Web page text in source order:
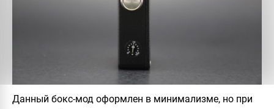
Данный бокс-мод оформлен в минимализме, но при